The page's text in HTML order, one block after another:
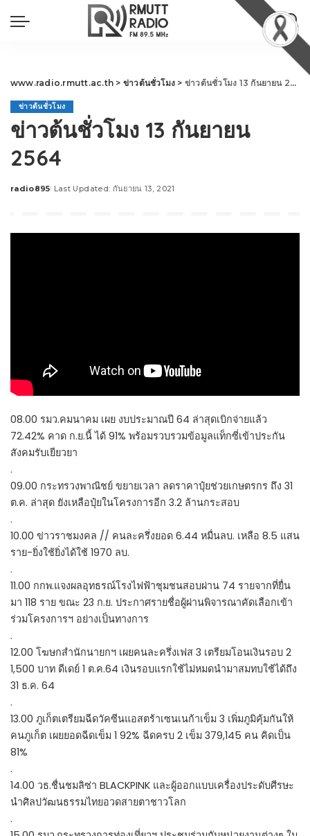
www.radio.rmutt.ac.th > ข่าวต้นชั่วโมง > ข่าวต้นชั่วโมง 13 กันยายน 2564
ข่าวต้นชั่วโมง
ข่าวต้นชั่วโมง 13 กันยายน
2564
Posted
radio895 Last Updated: กันยายน 13, 2021
08.00 รมว.คมนาคม เผย งบประมาณปี 64 ล่าสุดเบิกจ่ายแล้ว
72.42% คาด ก.ย.นี้ ได้ 91% พร้อมรวบรวมข้อมูลแท็กซี่เข้าประกัน
สังคมรับเยียวยา
.
09.00 กระทรวงพาณิชย์ ขยายเวลา ลดราคาปุ๋ยช่วยเกษตรกร ถึง 31
ต.ค. ล่าสุด ยังเหลือปุ๋ยในโครงการอีก 3.2 ล้านกระสอบ
.
10.00 ข่าวราชมงคล // คนละครึ่งยอด 6.44 หมื่นลบ. เหลือ 8.5 แสน
ราย-ยิ่งใช้ยิ่งได้ใช้ 1970 ลบ.
.
11.00 กกพ.แจงผลอุทธรณ์โรงไฟฟ้าชุมชนสอบผ่าน 74 รายจากที่ยื่น
มา 118 ราย ขณะ 23 ก.ย. ประกาศรายชื่อผู้ผ่านพิจารณาคัดเลือกเข้า
ร่วมโครงการฯ อย่างเป็นทางการ
.
12.00 โฆษกสำนักนายกฯ เผยคนละครึ่งเฟส 3 เตรียมโอนเงินรอบ 2
1,500 บาท ดีเดย์ 1 ต.ค.64 เงินรอบแรกใช้ไม่หมดนำมาสมทบใช้ได้ถึง
31 ธ.ค. 64
.
13.00 ภูเก็ตเตรียมฉีดวัคซีนแอสตร้าเซนเนก้าเข็ม 3 เพิ่มภูมิคุ้มกันให้
คนภูเก็ต เผยยอดฉีดเข็ม 1 92% ฉีดครบ 2 เข็ม 379,145 คน คิดเป็น
81%
.
14.00 วธ.ชื่นชมลิซ่า BLACKPINK และผู้ออกแบบเครื่องประดับศีรษะ
นำศิลปวัฒนธรรมไทยอวดสายตาชาวโลก
.